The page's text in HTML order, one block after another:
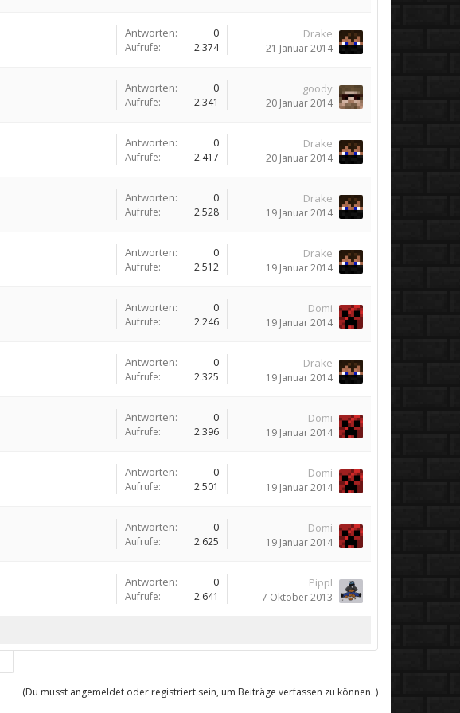
Antworten: 0
Aufrufe: 2.374
Drake
21 Januar 2014
Antworten: 0
Aufrufe: 2.341
goody
20 Januar 2014
Antworten: 0
Aufrufe: 2.417
Drake
20 Januar 2014
Antworten: 0
Aufrufe: 2.528
Drake
19 Januar 2014
Antworten: 0
Aufrufe: 2.512
Drake
19 Januar 2014
Antworten: 0
Aufrufe: 2.246
Domi
19 Januar 2014
Antworten: 0
Aufrufe: 2.325
Drake
19 Januar 2014
Antworten: 0
Aufrufe: 2.396
Domi
19 Januar 2014
Antworten: 0
Aufrufe: 2.501
Domi
19 Januar 2014
Antworten: 0
Aufrufe: 2.625
Domi
19 Januar 2014
Antworten: 0
Aufrufe: 2.641
Pippl
7 Oktober 2013
(Du musst angemeldet oder registriert sein, um Beiträge verfassen zu können. )